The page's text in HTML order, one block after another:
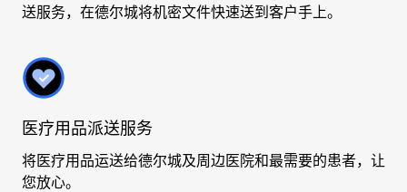
送服务，在德尔城将机密文件快速送到客户手上。
医疗用品派送服务
将医疗用品运送给德尔城及周边医院和最需要的患者，让
您放心。